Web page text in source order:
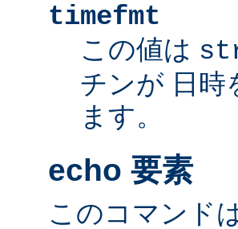
timefmt
この値は
チンが 日時
ます。
echo 要素
このコマンド